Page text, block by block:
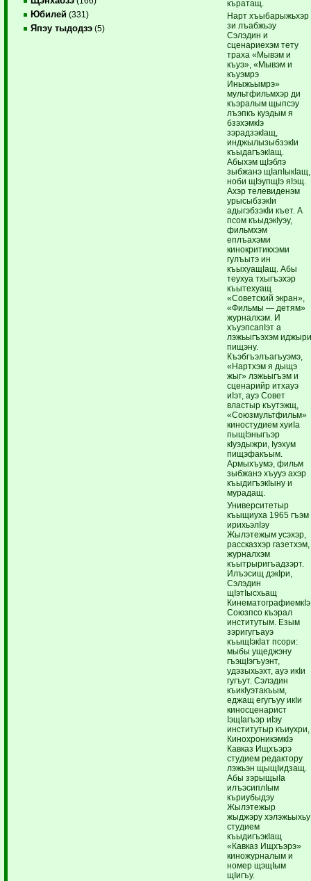
Юбилей (331)
Япэу тыдодзэ (5)
къратащ.
Нарт хъыбарыжьхэр
зи лъабжьэу
Сэлэдин и
сценариехэм тету
траха «Мывэм и
къуэ», «Мывэм и
къуэмрэ
Иныжьымрэ»
мультфильмхэр ди
къэралым щыпсэу
лъэпкъ куэдым я
бзэхэмкIэ
зэрадзэкIащ,
инджылызыбзэкIи
къыдагъэкIащ.
Абыхэм щIэблэ
зыбжанэ щIапIыкIащ,
ноби щIэупщIэ яIэщ.
Ахэр телевиденэм
урысыбзэкIи
адыгэбзэкIи къет. А
псом къыдэкIуэу,
фильмхэм
еплъахэми
кинокритикхэми
гулъытэ ин
къыхуащIащ. Абы
теухуа тхыгъэхэр
къытехуащ
«Советский экран»,
«Фильмы — детям»
журналхэм. И
хъуэпсапIэт а
лэжьыгъэхэм
пищэну.
Къэбгъэлъагъуэмэ,
«Нартхэм я дыщэ
жыг» лэжьыгъэм и
сценарийр итхауэ
иIэт, ауэ Совет
властыр къутэжщ,
«Союзмультфильм»
киностудием хуиIа
пыщIэныгъэр
кIуэдыжри, Iуэхум
пищэфакъым.
Армыхъумэ, фильм
зыбжанэ хъууэ ахэр
къыдигъэкIыну и
мурадащ.
Университетыр
къыщиуха 1965 гъэм
ирихьэлIэу
Жылэтежым усэхэр,
рассказхэр газетхэм,
журналхэм
къытрыригъадзэрт.
Илъэсищ дэкIри,
Сэлэдин
щIэтIысхьащ
КинематографиемкIэ
Союзпсо къэрал
институтым. Езым
зэригугъауэ
къыщIэкIат псори:
мыбы ущеджэну
гъэщIэгъуэнт,
удэзыхьэхт, ауэ икIи
гугъут. Сэлэдин
къикIуэтакъым,
еджащ егугъуу икIи
киносценарист
IэщIагъэр иIэу
институтыр къиухри,
КинохроникэмкIэ
Кавказ Ищхъэрэ
студием редактору
лэжьэн щыщIидзащ.
Абы зэрыщыIа
илъэсиплIым
къриубыдэу
Жылэтежыр
жыджэру хэлэжьыхьу
студием
къыдигъэкIащ
«Кавказ Ищхъэрэ»
киножурналым и
номер щэщIым
щIигъу.